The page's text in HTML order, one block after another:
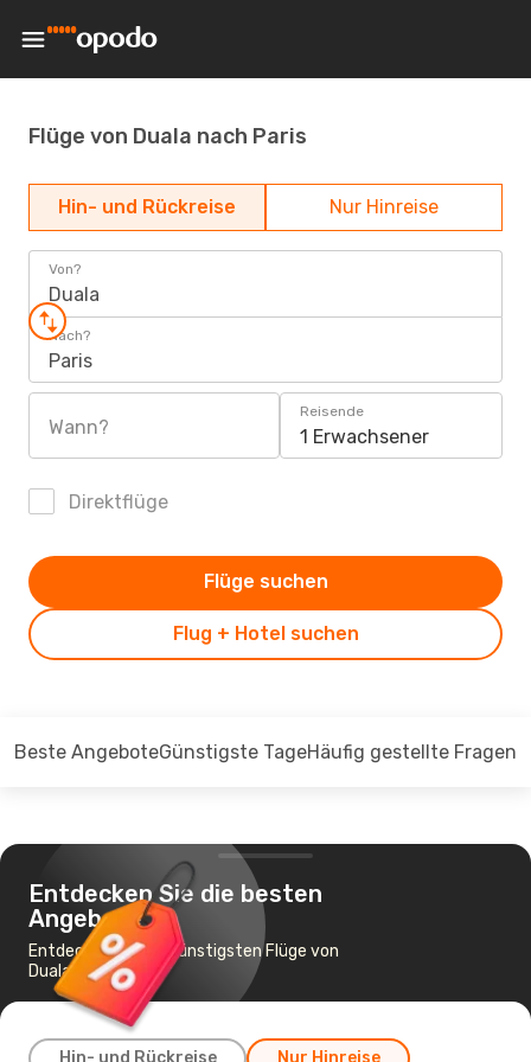
Flüge von Duala nach Paris
Hin- und Rückreise Nur Hinreise
Von?
Duala
Nach?
Paris
Wann?
Reisende
1 Erwachsener
Direktflüge
Flug + Hotel suchen
Flüge suchen
Beste AngeboteGünstigste TageHäufig gestellte Fragen
Entdecken Sie die besten
Angebote
Entdecken Sie die günstigsten Flüge von
Duala nach Paris
Hin- und Rückreise Nur Hinreise